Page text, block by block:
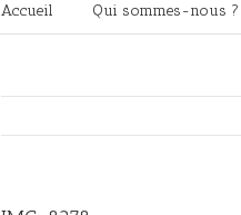
Accueil Qui sommes-nous ?